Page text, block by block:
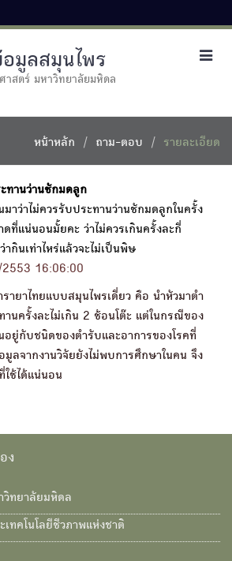
มูลสมุนไพร
าสตร์ มหาวิทยาลัยมหิดล
หน้าหลัก ถาม-ตอบ รายละเอียด
ทานว่านชักมดลูก
มาว่าไม่ควรรับประทานว่านชักมดลูกในครั้ง
ที่แน่นอนมั้ยคะ ว่าไม่ควรเกินครั้งละกี่
กินเท่าไหร่แล้วจะไม่เป็นพิษ
16:06:00
รายาไทยแบบสมุนไพรเดี่ยว คือ นำหัวมาตำ
นครั้งละไม่เกิน 2 ช้อนโต๊ะ แต่ในกรณีของ
อยู่กับชนิดของตำรับและอาการของโรคที่
ลจากงานวิจัยยังไม่พบการศึกษาในคน จึง
ใช้ได้แน่นอน
ง
วิทยาลัยมหิดล
ทคโนโลยีชีวภาพแห่งชาติ